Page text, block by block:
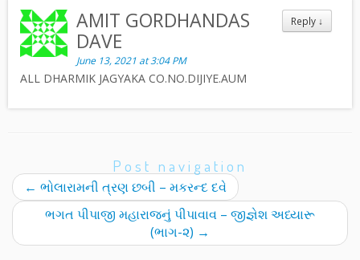
Reply ↓
AMIT GORDHANDAS
DAVE
June 13, 2021 at 3:04 PM
ALL DHARMIK JAGYAKA CO.NO.DIJIYE.AUM
Post navigation
← ભોલારામની ત્રણ છબી – મકરન્દ દવે
ભગત પીપાજી મહારાજનું પીપાવાવ – જીજ્ઞેશ અધ્યારૂ
(ભાગ-૨) →